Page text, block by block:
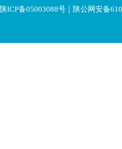
陕ICP备05003088号 | 陕公网安备